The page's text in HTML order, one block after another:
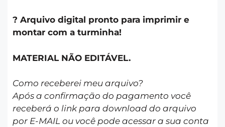
? Arquivo digital pronto para imprimir e
montar com a turminha!
MATERIAL NÃO EDITÁVEL.
Como receberei meu arquivo?
Após a confirmação do pagamento você
receberá o link para download do arquivo
por E-MAIL ou você pode acessar a sua conta